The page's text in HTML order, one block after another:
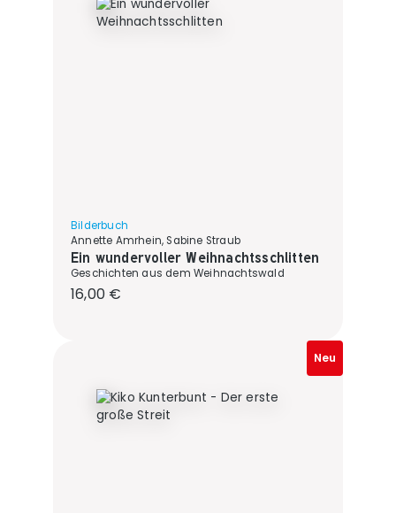
Bilderbuch
Annette Amrhein, Sabine Straub
Ein wundervoller Weihnachtsschlitten
Geschichten aus dem Weihnachtswald
Regulärer Preis:
16,00 €
Neu